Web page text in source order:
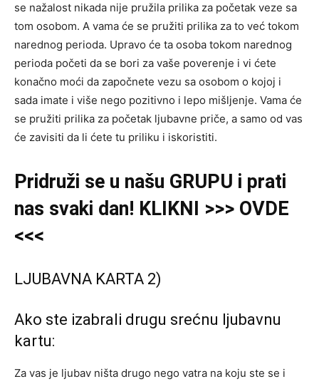
se nažalost nikada nije pružila prilika za početak veze sa
tom osobom. A vama će se pružiti prilika za to već tokom
narednog perioda. Upravo će ta osoba tokom narednog
perioda početi da se bori za vaše poverenje i vi ćete
konačno moći da započnete vezu sa osobom o kojoj i
sada imate i više nego pozitivno i lepo mišljenje. Vama će
se pružiti prilika za početak ljubavne priče, a samo od vas
će zavisiti da li ćete tu priliku i iskoristiti.
Pridruži se u našu GRUPU i prati
nas svaki dan! KLIKNI >>> OVDE
<<<
LJUBAVNA KARTA 2)
Ako ste izabrali drugu srećnu ljubavnu
kartu:
Za vas je ljubav ništa drugo nego vatra na koju ste se i